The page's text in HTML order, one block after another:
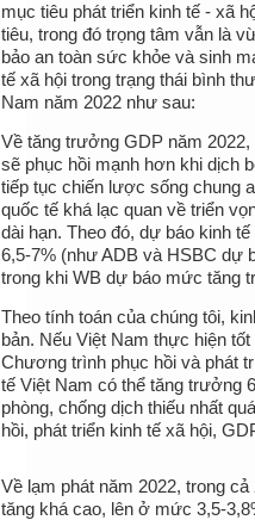
mục tiêu phát triển kinh tế - xã
tiêu, trong đó trọng tâm vẫn là
bảo an toàn sức khỏe và sinh
tế xã hội trong trạng thái bình
Nam năm 2022 như sau:
Về tăng trưởng GDP năm
sẽ phục hồi mạnh hơn khi dịch
tiếp tục chiến lược sống chung
quốc tế khá lạc quan về triển
dài hạn. Theo đó, dự báo kinh
6,5-7% (như ADB và HSBC dự
trong khi WB dự báo mức tăng
Theo tính toán của chúng tôi,
bản. Nếu Việt Nam thực hiện
Chương trình phục hồi và phát
tế Việt Nam có thể tăng trưởng
phòng, chống dịch thiếu nhất
hồi, phát triển kinh tế xã hội,
Về lạm phát năm 2022, trong
tăng khá cao, lên ở mức 3,5-